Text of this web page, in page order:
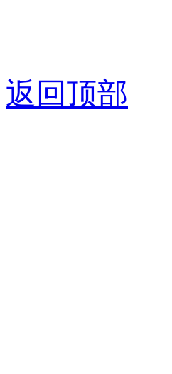
返回顶部